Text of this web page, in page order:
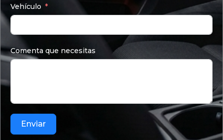
Vehículo
Comenta que necesitas
Enviar